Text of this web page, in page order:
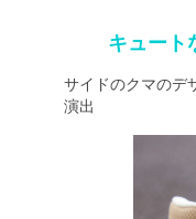
キュート
サイドのクマのデ
演出